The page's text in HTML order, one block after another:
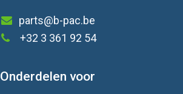
parts@b-pac.be
+32 3 361 92 54
Onderdelen voor